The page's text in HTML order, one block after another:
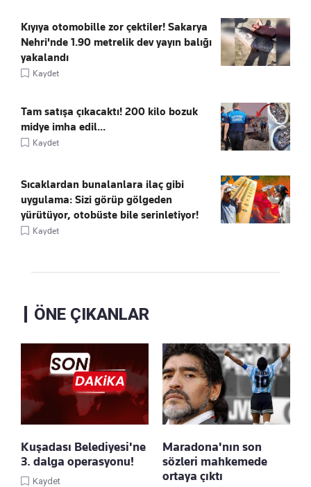
Kıyıya otomobille zor çektiler! Sakarya
Nehri'nde 1.90 metrelik dev yayın balığı
yakalandı
Kaydet
Tam satışa çıkacaktı! 200 kilo bozuk
midye imha edil...
Kaydet
Sıcaklardan bunalanlara ilaç gibi
uygulama: Sizi görüp gölgeden
yürütüyor, otobüste bile serinletiyor!
Kaydet
ÖNE ÇIKANLAR
Kuşadası Belediyesi'ne
3. dalga operasyonu!
Kaydet
Maradona'nın son
sözleri mahkemede
ortaya çıktı